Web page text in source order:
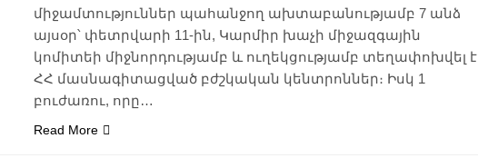
միջամտություններ պահանջող ախտաբանությամբ 7 անձ
այսօր՝ փետրվարի 11-ին, Կարմիր խաչի միջազգային
կոմիտեի միջնորդությամբ և ուղեկցությամբ տեղափոխվել է
ՀՀ մասնագիտացված բժշկական կենտրոններ։ Իսկ 1
բուժառու, որը…
Read More